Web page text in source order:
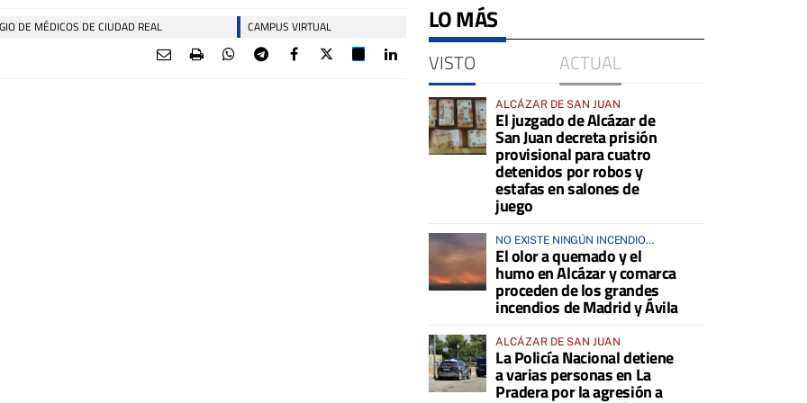
DE MÉDICOS DE CIUDAD REAL CAMPUS VIRTUAL LO MÁS
VISTO ACTUAL
ALCÁZAR DE SAN JUAN
El juzgado de Alcázar de
San Juan decreta prisión
provisional para cuatro
detenidos por robos y
estafas en salones de
juego
NO EXISTE NINGÚN INCENDIO
ACTIVO EN LA COMARCA
El olor a quemado y el
humo en Alcázar y comarca
proceden de los grandes
incendios de Madrid y Ávila
ALCÁZAR DE SAN JUAN
La Policía Nacional detiene
a varias personas en La
Pradera por la agresión a